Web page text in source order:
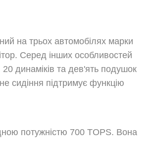
на трьох автомобілях марки
Серед інших особливостей
динаміків та дев'ять подушок
сидіння підтримує функцію
потужністю 700 TOPS. Вона